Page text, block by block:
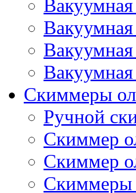
Скиммеры
Ручной
Скиммер
Скиммер
Скиммеры